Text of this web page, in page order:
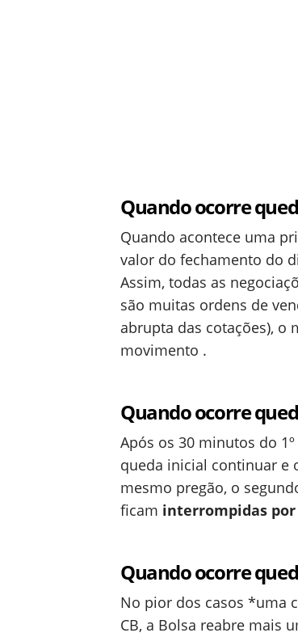
Quando ocorre
Quando acontece uma
valor do fechamento do
Assim, todas as
são muitas ordens de
abrupta das cotações), o
movimento .
Quando ocorre
Após os 30 minutos do
queda inicial continuar e
mesmo pregão, o
ficam interrompidas por
Quando ocorre
No pior dos casos *uma
CB, a Bolsa reabre mais